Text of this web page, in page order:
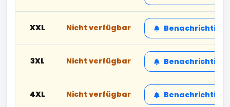
XXL Nicht verfügbar
3XL Nicht verfügbar
4XL Nicht verfügbar